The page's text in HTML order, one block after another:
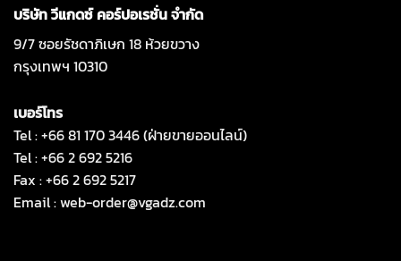
บริษัท วีแกดซ์ คอร์ปอเรชั่น จำกัด
9/7 ซอยรัชดาภิเษก 18 ห้วยขวาง
กรุงเทพฯ 10310
เบอร์โทร
Tel : +66 81 170 3446 (ฝ่ายขายออนไลน์)
Tel : +66 2 692 5216
Fax : +66 2 692 5217
Email :web-order@vgadz.com